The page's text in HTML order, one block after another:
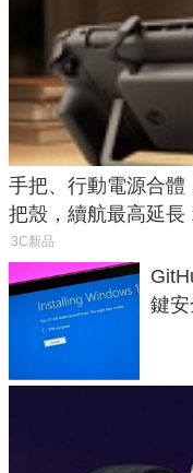
手把、行動電源合
把殼，續航最高延長
3C新品
鍵